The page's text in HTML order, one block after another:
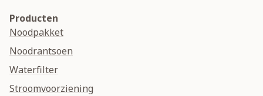
Producten
Noodpakket
Noodrantsoen
Waterfilter
Stroomvoorziening